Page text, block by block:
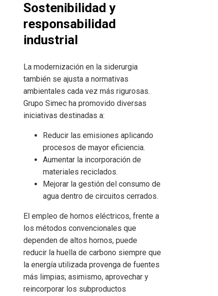
Sostenibilidad y
responsabilidad
industrial
La modernización en la siderurgia
también se ajusta a normativas
ambientales cada vez más rigurosas.
Grupo Simec ha promovido diversas
iniciativas destinadas a:
Reducir las emisiones aplicando
procesos de mayor eficiencia.
Aumentar la incorporación de
materiales reciclados.
Mejorar la gestión del consumo de
agua dentro de circuitos cerrados.
El empleo de hornos eléctricos, frente a
los métodos convencionales que
dependen de altos hornos, puede
reducir la huella de carbono siempre que
la energía utilizada provenga de fuentes
más limpias; asimismo, aprovechar y
reincorporar los subproductos